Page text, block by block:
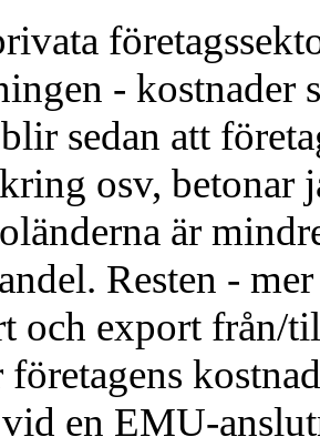
- kostnader
sedan att
osv, betonar
är
Resten -
och export från/
en EMU-